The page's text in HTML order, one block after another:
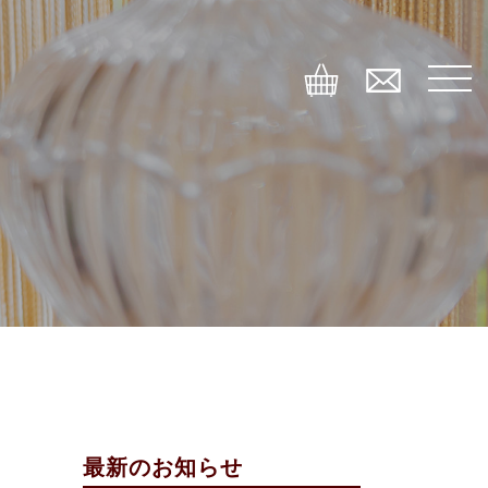
最新のお知らせ